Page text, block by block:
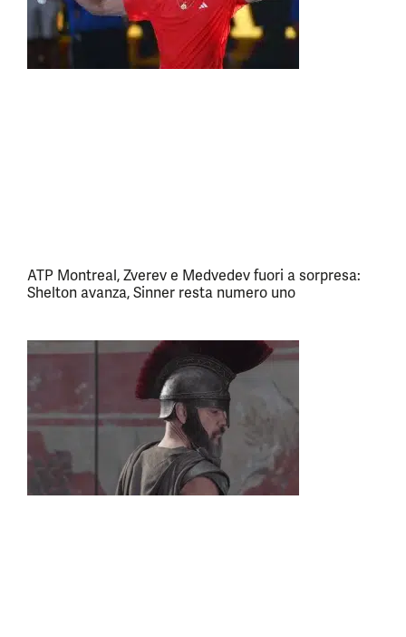
ATP Montreal, Zverev e Medvedev fuori a sorpresa:
Shelton avanza, Sinner resta numero uno